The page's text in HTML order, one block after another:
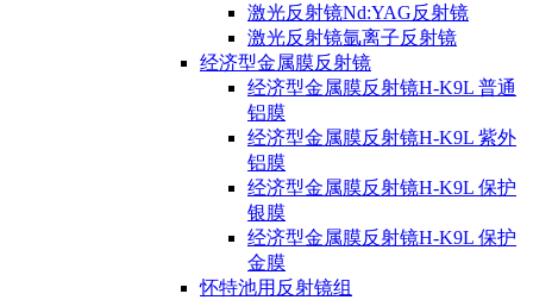
激光反射镜Nd:YAG反射镜
激光反射镜氩离子反射镜
经济型金属膜反射镜
经济型金属膜反射镜H-K9L 普通
铝膜
经济型金属膜反射镜H-K9L 紫外
铝膜
经济型金属膜反射镜H-K9L 保护
银膜
经济型金属膜反射镜H-K9L 保护
金膜
怀特池用反射镜组